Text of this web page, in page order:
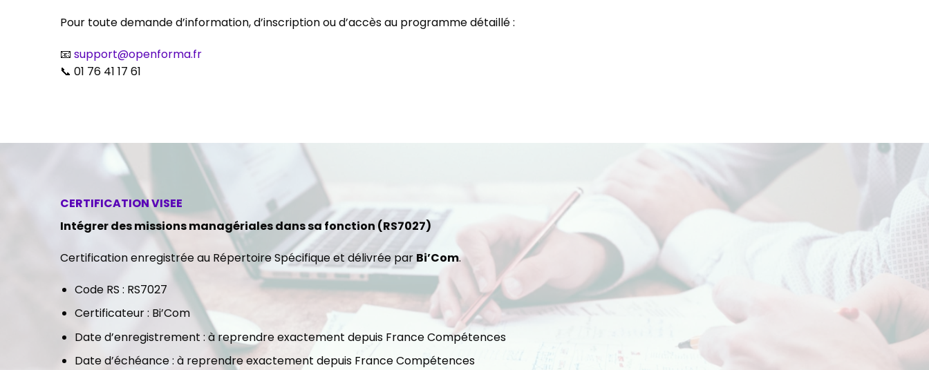
Pour toute demande d’information, d’inscription ou d’accès au programme détaillé :
📧 support@openforma.fr
📞 01 76 41 17 61
CERTIFICATION VISEE
Intégrer des missions managériales dans sa fonction (RS7027)
Certification enregistrée au Répertoire Spécifique et délivrée par Bi’Com.
Code RS : RS7027
Certificateur : Bi’Com
Date d’enregistrement : à reprendre exactement depuis France Compétences
Date d’échéance : à reprendre exactement depuis France Compétences